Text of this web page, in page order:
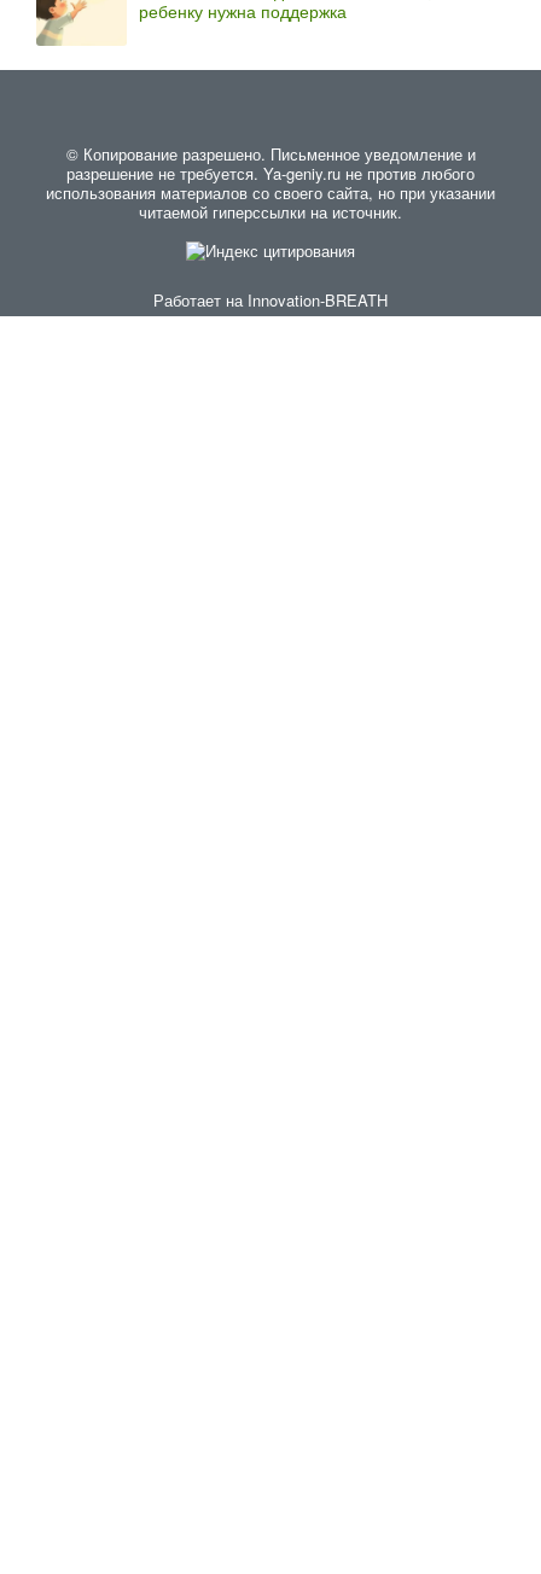
ребенку нужна поддержка
© Копирование разрешено. Письменное уведомление и
разрешение не требуется. Ya-geniy.ru не против любого
использования материалов со своего сайта, но при указании
читаемой гиперссылки на источник.
Работает на Innovation-BREATH